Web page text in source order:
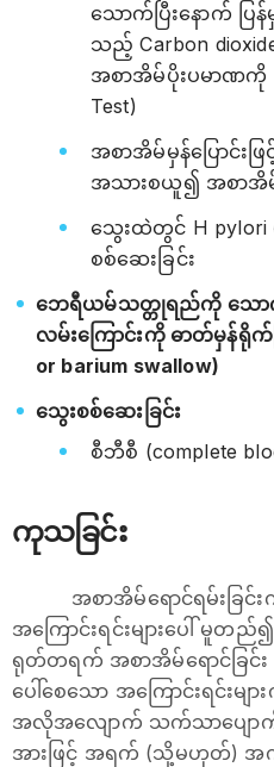
သောက်ပြီးနောက် ပ
သည့် Carbon
အစာအိမ်ပိုးပမာဏကို စ
Test)
အစာအိမ်မှန်ပြောင်း
အသားစယူ၍ အစာအိမ်
သွေးထဲတွင် H pylori
စစ်ဆေးခြင်း
ဘေရီယမ်သတ္တုရည်ကို သော
လမ်းကြောင်းကို ဓာတ်မှန်ရိုက်
or barium swallow)
သွေးစစ်ဆေးခြင်း
စီဘီစီ (complete
ကုသခြင်း
အစာအိမ်ရောင်ရမ်းခြ
အကြောင်းရင်းများပေါ်
ရုတ်တရက် အစာအိမ်ရောင်ခြင်း
ပေါ်စေသော အကြောင်းရင်းမ
အလိုအလျောက် သက်သာပျော
အားဖြင့် အရက် (သို့မဟုတ်) အ